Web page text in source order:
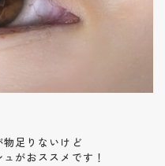
足りないけど
がおススメです！